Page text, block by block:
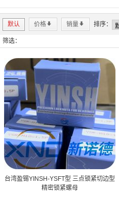
默认 价格* 销量* 排序：
筛选：
台湾盈锡YINSH-YSFT型 三点锁紧切边型
精密锁紧螺母